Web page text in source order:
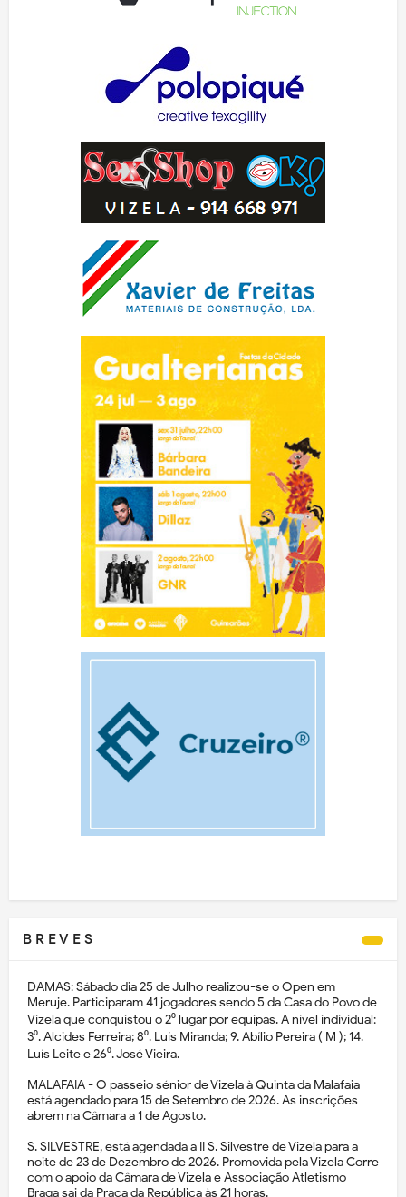
B R E V E S
DAMAS: Sábado dia 25 de Julho realizou-se o Open em
Meruje. Participaram 41 jogadores sendo 5 da Casa do Povo de
Vizela que conquistou o 2⁰ lugar por equipas. A nível individual:
3⁰. Alcides Ferreira; 8⁰. Luís Miranda; 9. Abílio Pereira ( M ); 14.
Luís Leite e 26⁰. José Vieira.
MALAFAIA - O passeio sénior de Vizela à Quinta da Malafaia
está agendado para 15 de Setembro de 2026. As inscrições
abrem na Câmara a 1 de Agosto.
S. SILVESTRE, está agendada a II S. Silvestre de Vizela para a
noite de 23 de Dezembro de 2026. Promovida pela Vizela Corre
com o apoio da Câmara de Vizela e Associação Atletismo
Braga sai da Praça da República às 21 horas.